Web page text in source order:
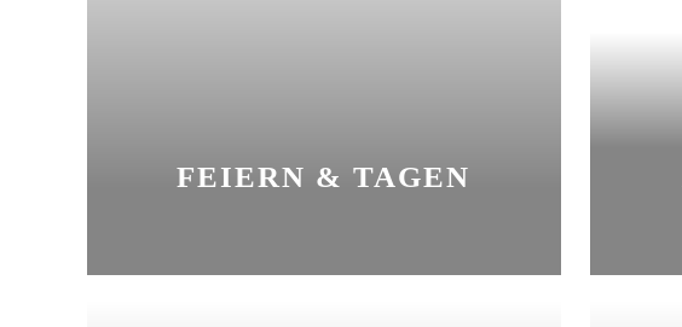
FEIERN & TAGEN